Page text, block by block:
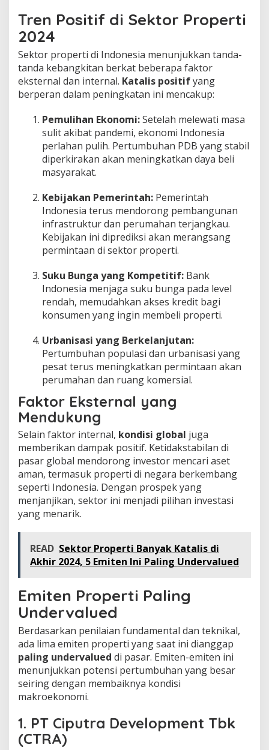
Tren Positif di Sektor Properti
2024
Sektor properti di Indonesia menunjukkan tanda-
tanda kebangkitan berkat beberapa faktor
eksternal dan internal. Katalis positifyang
berperan dalam peningkatan ini mencakup:
Pemulihan Ekonomi:Setelah melewati masa
sulit akibat pandemi, ekonomi Indonesia
perlahan pulih. Pertumbuhan PDB yang stabil
diperkirakan akan meningkatkan daya beli
masyarakat.
Kebijakan Pemerintah: Pemerintah
Indonesia terus mendorong pembangunan
infrastruktur dan perumahan terjangkau.
Kebijakan ini diprediksi akan merangsang
permintaan di sektor properti.
Suku Bunga yang Kompetitif: Bank
Indonesia menjaga suku bunga pada level
rendah, memudahkan akses kredit bagi
konsumen yang ingin membeli properti.
Urbanisasi yang Berkelanjutan:
Pertumbuhan populasi dan urbanisasi yang
pesat terus meningkatkan permintaan akan
perumahan dan ruang komersial.
Faktor Eksternal yang
Mendukung
Selain faktor internal, kondisi global juga
memberikan dampak positif. Ketidakstabilan di
pasar global mendorong investor mencari aset
aman, termasuk properti di negara berkembang
seperti Indonesia. Dengan prospek yang
menjanjikan, sektor ini menjadi pilihan investasi
yang menarik.
READ Sektor Properti Banyak Katalis di
Akhir 2024, 5 Emiten Ini Paling Undervalued
Emiten Properti Paling
Undervalued
Berdasarkan penilaian fundamental dan teknikal,
ada lima emiten properti yang saat ini dianggap
paling undervalued di pasar. Emiten-emiten ini
menunjukkan potensi pertumbuhan yang besar
seiring dengan membaiknya kondisi
makroekonomi.
1. PT Ciputra Development Tbk
(CTRA)